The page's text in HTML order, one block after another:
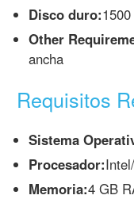
Disco duro:
Other
ancha
Requisitos
Sistema
Procesador:
Memoria:4 GB